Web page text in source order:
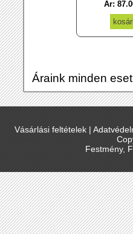
Ár:
Áraink minden
Vásárlási feltételek |
Festmény,